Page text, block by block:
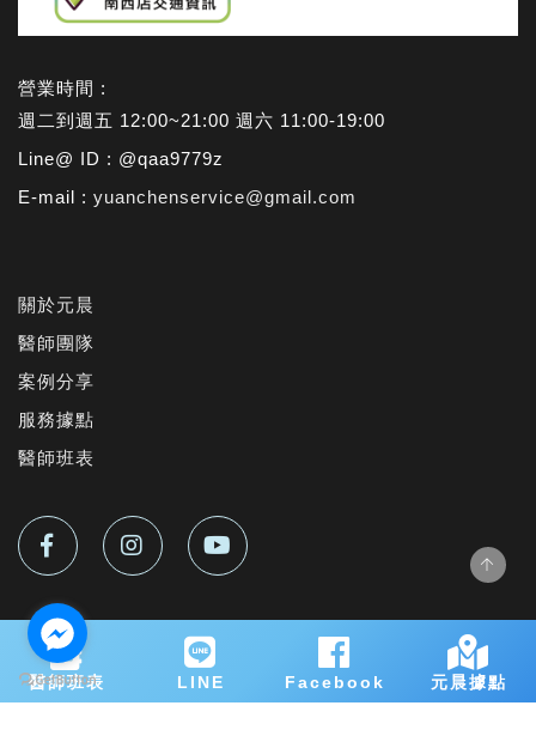
營業時間 :
週二到週五 12:00~21:00 週六 11:00-19:00
Line@ ID : @qaa9779z
E-mail : yuanchenservice@gmail.com
關於元晨
醫師團隊
案例分享
服務據點
醫師班表
© Created with by 元晨診所. All Rights Reserved
醫師班表 LINE Facebook 元晨據點